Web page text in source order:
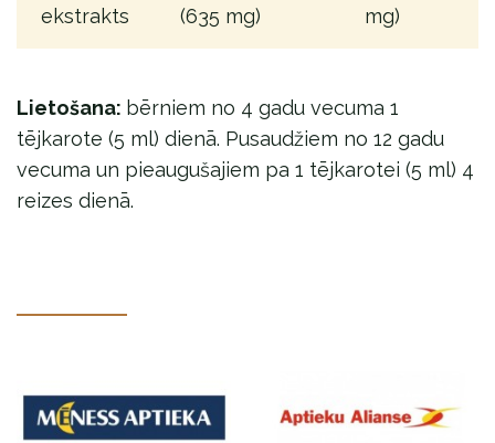
ekstrakts
(635 mg)
mg)
Lietošana: bērniem no 4 gadu vecuma 1
tējkarote (5 ml) dienā. Pusaudžiem no 12 gadu
vecuma un pieaugušajiem pa 1 tējkarotei (5 ml) 4
reizes dienā.